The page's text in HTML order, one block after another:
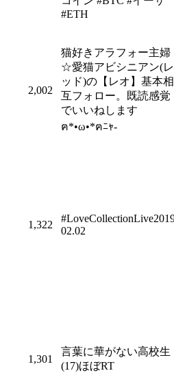
#ETH
2,002
猫好きアラフォー主婦
☆愛猫アビシニアン(レ
ッド)の【レオ】基本相
互フォロー。既読感覚
でいいねします
ฅ*•ω•*ฅﾆｬ-
1,322
02.02
1,301
言葉に華がない高校生
(17)ほぼRT